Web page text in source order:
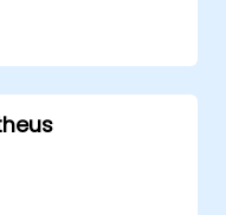
del clúster.
de alertas para
proactiva.
para